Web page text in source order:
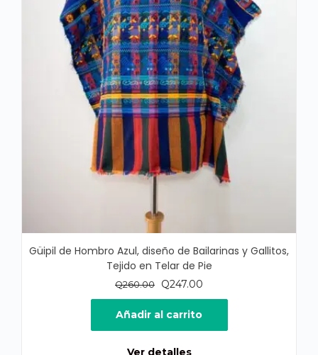
Güipil de Hombro Azul, diseño de Bailarinas y Gallitos,
Tejido en Telar de Pie
Q260.00
El
precio
original
era:
Q247.00
precio
es:
Añadir al carrito
Ver detalles